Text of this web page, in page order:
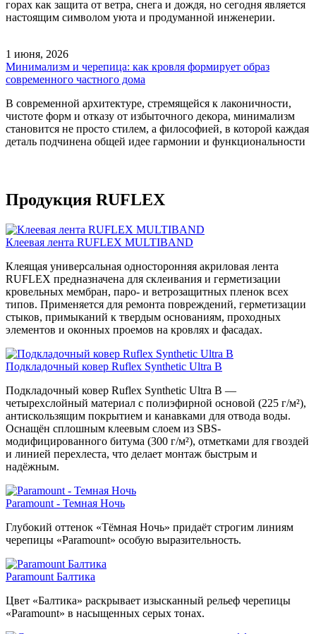
горах как защита от ветра, снега и дождя, но сегодня является
настоящим символом уюта и продуманной инженерии.
1 июня, 2026
Минимализм и черепица: как кровля формирует образ
современного частного дома
В современной архитектуре, стремящейся к лаконичности,
чистоте форм и отказу от избыточного декора, минимализм
становится не просто стилем, а философией, в которой каждая
деталь подчинена общей идее гармонии и функциональности
Продукция RUFLEX
Клеевая лента RUFLEX MULTIBAND
Клеящая универсальная односторонняя акриловая лента
RUFLEX предназначена для склеивания и герметизации
кровельных мембран, паро- и ветрозащитных пленок всех
типов. Применяется для ремонта повреждений, герметизации
стыков, примыканий к твердым основаниям, проходных
элементов и оконных проемов на кровлях и фасадах.
Подкладочный ковер Ruflex Synthetic Ultra B
Подкладочный ковер Ruflex Synthetic Ultra B —
четырехслойный материал с полиэфирной основой (225 г/м²),
антискользящим покрытием и канавками для отвода воды.
Оснащён сплошным клеевым слоем из SBS-
модифицированного битума (300 г/м²), отметками для гвоздей
и линией перехлеста, что делает монтаж быстрым и
надёжным.
Paramount - Темная Ночь
Глубокий оттенок «Тёмная Ночь» придаёт строгим линиям
черепицы «Paramount» особую выразительность.
Paramount Балтика
Цвет «Балтика» раскрывает изысканный рельеф черепицы
«Paramount» в насыщенных серых тонах.